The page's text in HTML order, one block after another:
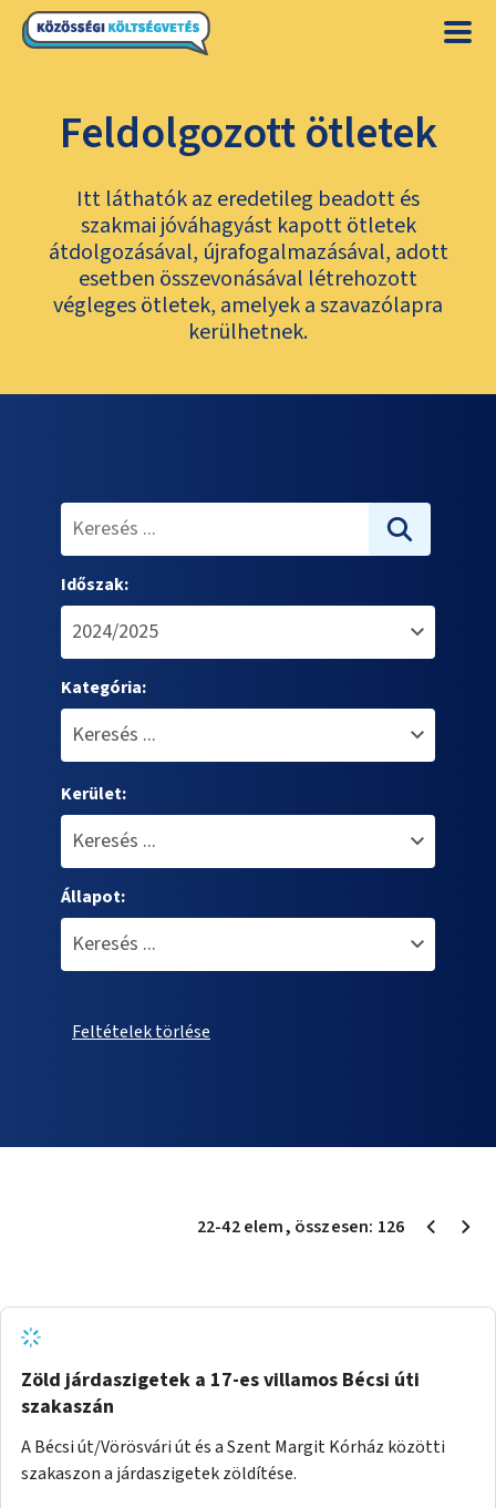
Feldolgozott ötletek
Itt láthatók az eredetileg beadott és
szakmai jóváhagyást kapott ötletek
átdolgozásával, újrafogalmazásával, adott
esetben összevonásával létrehozott
végleges ötletek, amelyek a szavazólapra
kerülhetnek.
Időszak:
Kategória:
Kerület:
Állapot:
Feltételek törlése
22-42elem, összesen: 126
Zöld járdaszigetek a 17-es villamos Bécsi úti
szakaszán
A Bécsi út/Vörösvári út és a Szent Margit Kórház közötti
szakaszon a járdaszigetek zöldítése.